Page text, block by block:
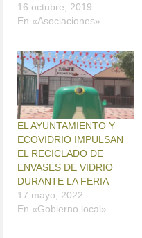
16 octubre, 2019
En «Asociaciones»
EL AYUNTAMIENTO Y
ECOVIDRIO IMPULSAN
EL RECICLADO DE
ENVASES DE VIDRIO
DURANTE LA FERIA
17 mayo, 2022
En «Gobierno local»